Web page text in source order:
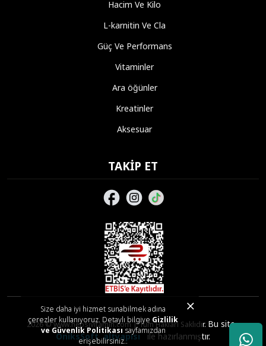
Size daha iyi hizmet sunabilmek adına
çerezler kullanıyoruz. Detaylı bilgiye Gizlilik
ve Güvenlik Politikasısayfamızdan
erişebilirsiniz..
Hacim Ve Kilo
L-karnitin Ve Cla
Güç Ve Performans
Vitaminler
Ara öğünler
Kreatinler
Aksesuar
TAKIP ET
2026 © www.hepsivitamin.com | Tüm Hakları Saklıdır. Bu site,
OniksSoft altyapısı ile hazırlanmıştır.